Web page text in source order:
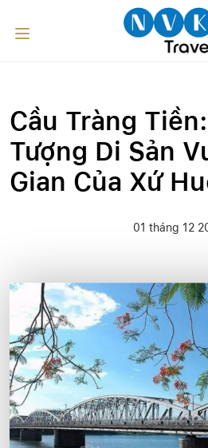
Cầu Tràng
Tượng Di Sản
Gian Của Xứ
01 tháng 12